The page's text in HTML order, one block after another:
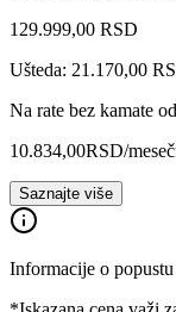
129.999,00 RSD
Ušteda: 21.170,00
Na rate bez kamate od
10.834,00RSD/
Saznajte više
Informacije o popustu